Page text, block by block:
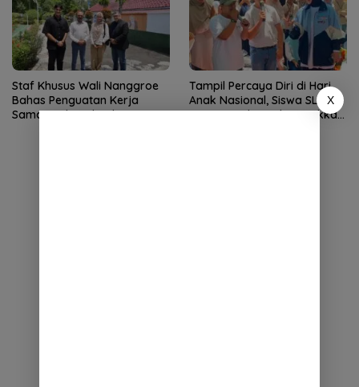
Staf Khusus Wali Nanggroe
Bahas Penguatan Kerja
Sama Aceh–India dengan
Tampil Percaya Diri di Hari
Anak Nasional, Siswa SLB
TNCC Banda Aceh Tunjukkan
X